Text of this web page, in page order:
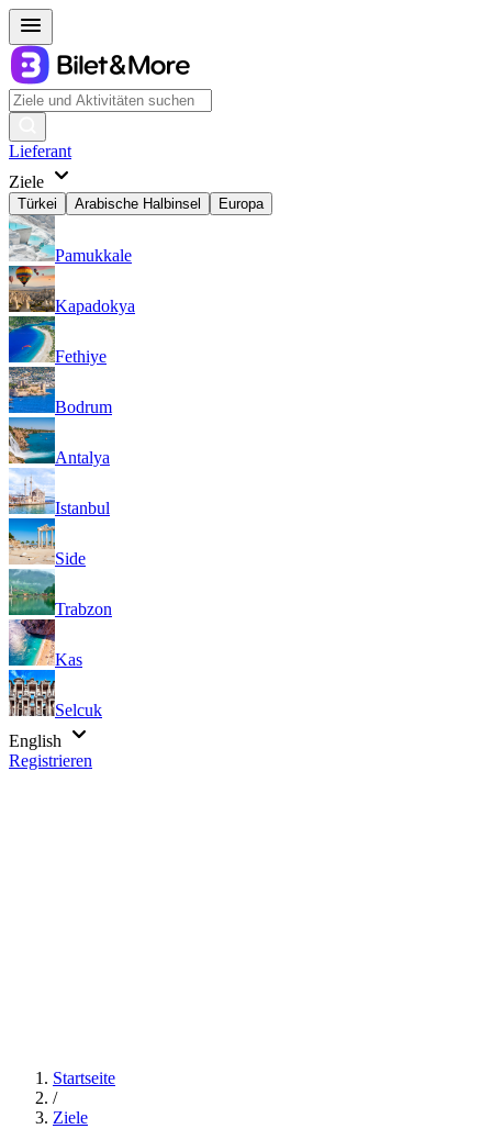
Lieferant
Ziele
Türkei Arabische Halbinsel Europa
Pamukkale
Kapadokya
Fethiye
Bodrum
Antalya
Istanbul
Side
Trabzon
Kas
Selcuk
English
Registrieren
Startseite
/
Ziele